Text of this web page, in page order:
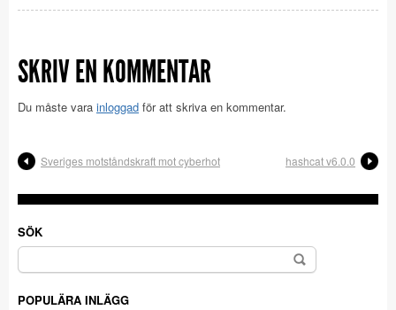
SKRIV EN KOMMENTAR
Du måste vara inloggad för att skriva en kommentar.
Sveriges mot­stånds­kraft mot cyberhot hashcat v6.0.0
SÖK
Sök
efter:
POPULÄRA INLÄGG